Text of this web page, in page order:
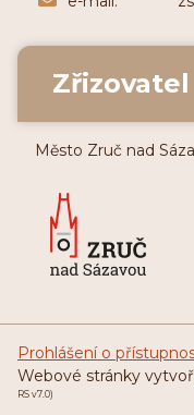
Zřizovatel
Město Zruč nad
Prohlášení o
Webové stránky
RS v7.0)